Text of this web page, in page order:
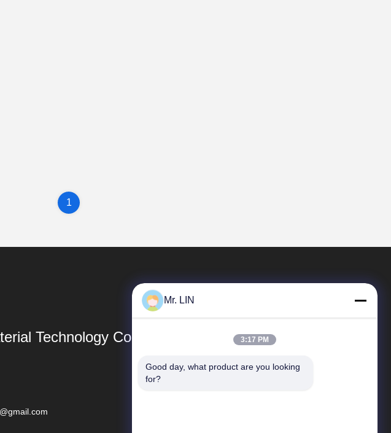
1
Technology Co., Ltd
Đường Dẫn Nhanh
Mr. LIN
3:17 PM
Good day, what product are you looking
for?